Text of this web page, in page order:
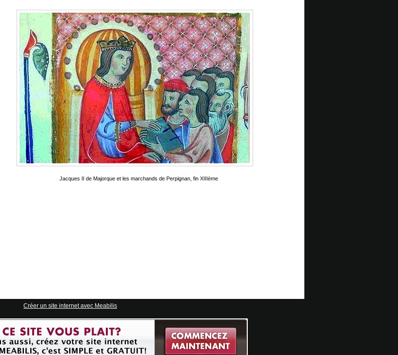
Jacques II de Majorque et les marchands de Perpignan, fin XIIIème
Créer un site internet avec Meabilis